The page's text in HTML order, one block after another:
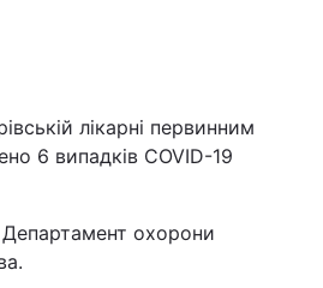
Війна
лікарні первинним
6 випадків COVID-19
Департамент охорони